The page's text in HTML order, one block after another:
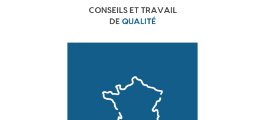
CONSEILS ET TRAVAIL
DE QUALITÉ